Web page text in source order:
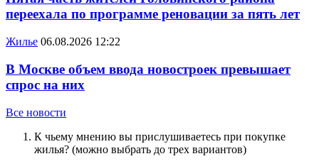
переехала по программе реновации за пять лет
Жилье 06.08.2026 12:22
В Москве объем ввода новостроек превышает
спрос на них
Все новости
К чьему мнению вы прислушиваетесь при покупке
жилья? (можно выбрать до трех вариантов)